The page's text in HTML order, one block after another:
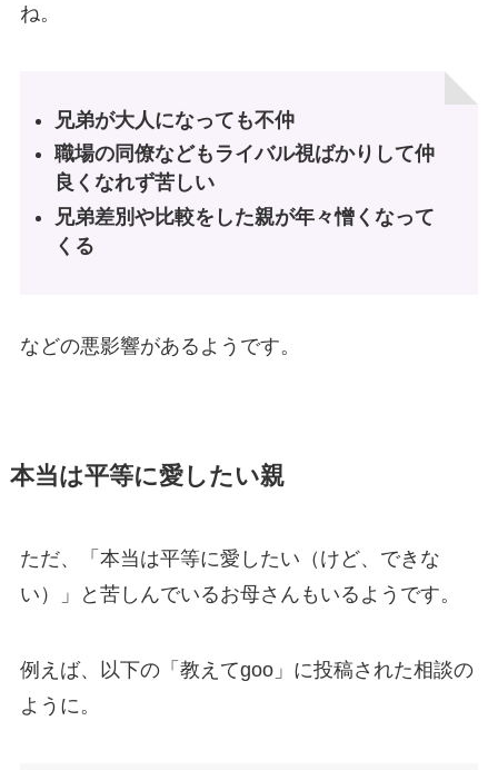
ね。
兄弟が大人になっても不仲
職場の同僚などもライバル視ばかりして仲
良くなれず苦しい
兄弟差別や比較をした親が年々憎くなって
くる
などの悪影響があるようです。
本当は平等に愛したい親
ただ、「本当は平等に愛したい（けど、できな
い）」と苦しんでいるお母さんもいるようです。
例えば、以下の「教えてgoo」に投稿された相談の
ように。